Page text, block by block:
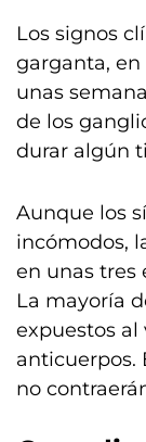
Los signos
garganta,
unas
de los
durar algún
Aunque los
incómodos,
en unas tres
La mayoría
expuestos al
anticuerpos.
no